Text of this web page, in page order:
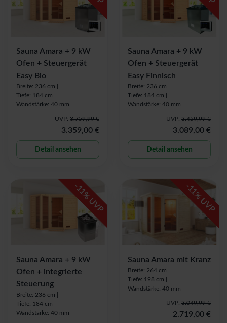
Sauna Amara + 9 kW
Ofen + Steuergerät
Easy Bio
Breite: 236 cm |
Tiefe: 184 cm |
Wandstärke: 40 mm
UVP: 3.759,99 €
3.359,00 €
Detail ansehen
Sauna Amara + 9 kW
Ofen + Steuergerät
Easy Finnisch
Breite: 236 cm |
Tiefe: 184 cm |
Wandstärke: 40 mm
UVP: 3.459,99 €
3.089,00 €
Detail ansehen
-
11
% UVP
Sauna Amara + 9 kW
Ofen + integrierte
Steuerung
Breite: 236 cm |
Tiefe: 184 cm |
Wandstärke: 40 mm
-
11
% UVP
Sauna Amara mit Kranz
Breite: 264 cm |
Tiefe: 198 cm |
Wandstärke: 40 mm
UVP: 3.049,99 €
2.719,00 €